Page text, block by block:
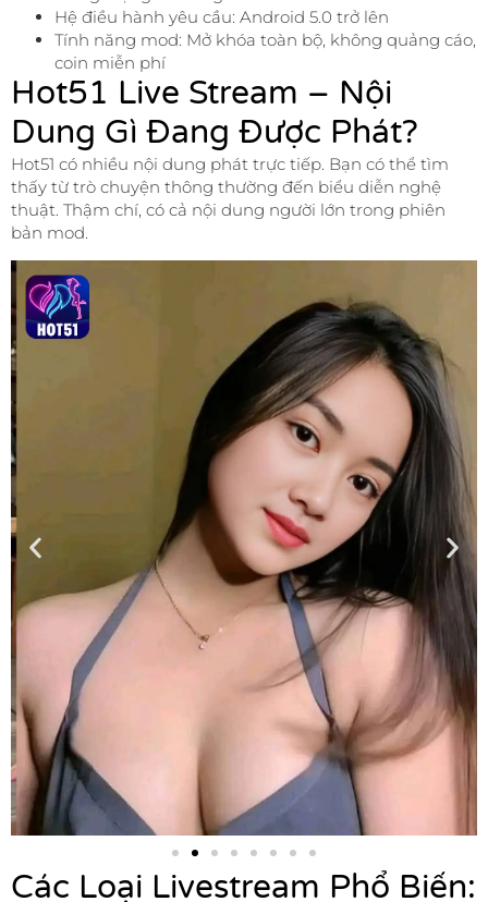
Hệ điều hành yêu cầu: Android 5.0 trở lên
Tính năng mod: Mở khóa toàn bộ, không quảng cáo,
coin miễn phí
Hot51 Live Stream – Nội
Dung Gì Đang Được Phát?
Hot51 có nhiều nội dung phát trực tiếp. Bạn có thể tìm
thấy từ trò chuyện thông thường đến biểu diễn nghệ
thuật. Thậm chí, có cả nội dung người lớn trong phiên
bản mod.
Các Loại Livestream Phổ Biến: